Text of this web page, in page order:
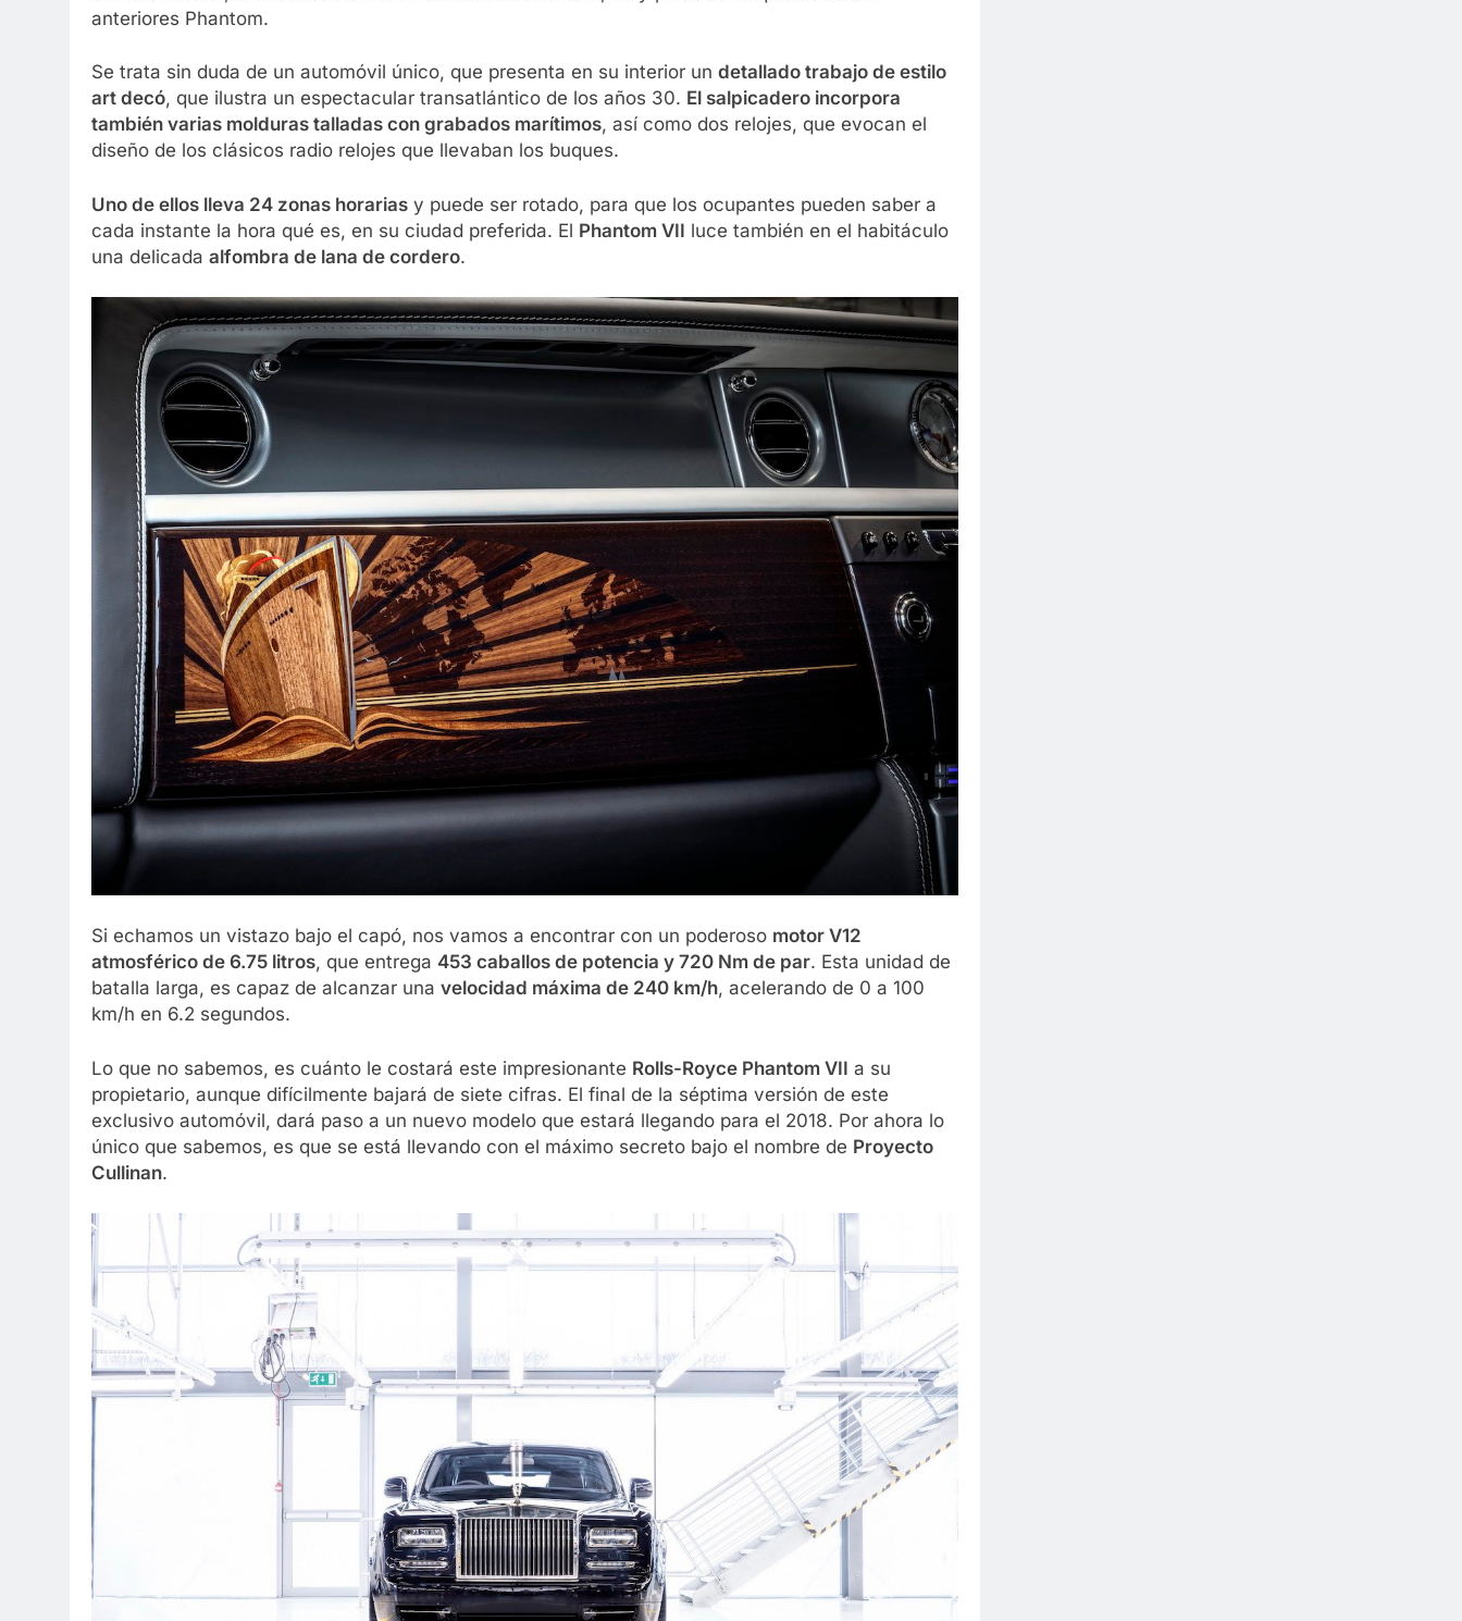
anteriores Phantom.
Se trata sin duda de un automóvil único, que presenta en su interior un detallado trabajo de estilo
art decó, que ilustra un espectacular transatlántico de los años 30. El salpicadero incorpora
también varias molduras talladas con grabados marítimos, así como dos relojes, que evocan el
diseño de los clásicos radio relojes que llevaban los buques.
Uno de ellos lleva 24 zonas horarias y puede ser rotado, para que los ocupantes pueden saber a
cada instante la hora qué es, en su ciudad preferida. El Phantom VII luce también en el habitáculo
una delicada alfombra de lana de cordero.
Si echamos un vistazo bajo el capó, nos vamos a encontrar con un poderoso motor V12
atmosférico de 6.75 litros, que entrega 453 caballos de potencia y 720 Nm de par. Esta unidad de
batalla larga, es capaz de alcanzar una velocidad máxima de 240 km/h, acelerando de 0 a 100
km/h en 6.2 segundos.
Lo que no sabemos, es cuánto le costará este impresionante Rolls-Royce Phantom VII a su
propietario, aunque difícilmente bajará de siete cifras. El final de la séptima versión de este
exclusivo automóvil, dará paso a un nuevo modelo que estará llegando para el 2018. Por ahora lo
único que sabemos, es que se está llevando con el máximo secreto bajo el nombre de Proyecto
Cullinan.